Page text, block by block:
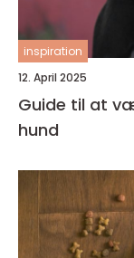
inspiration
12. April 2025
Guide til at
hund